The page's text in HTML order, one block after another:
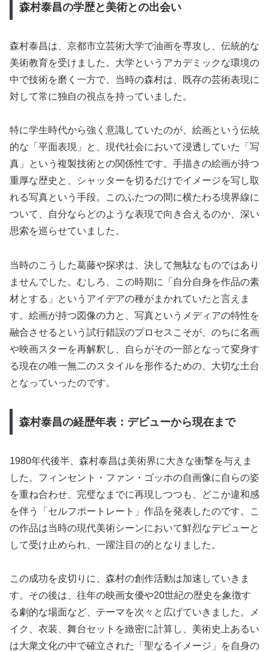
森村泰昌の学歴と美術との出会い
森村泰昌は、京都市立芸術大学で油画を専攻し、伝統的な
美術教育を受けました。大学というアカデミックな環境の
中で技術を磨く一方で、当時の森村は、既存の芸術表現に
対して常に独自の視点を持っていました。
特に学生時代から強く意識していたのが、絵画という伝統
的な「平面表現」と、現代社会において浸透していた「写
真」という複製技術との関係性です。手描きの絵画が持つ
重厚な歴史と、シャッターを切るだけでイメージを写し取
れる写真という手段。このふたつの間に横たわる境界線に
ついて、自分ならどのような表現で向き合えるのか、深い
思索を巡らせていました。
当時のこうした葛藤や探求は、決して無駄なものではあり
ませんでした。むしろ、この時期に「自分自身を作品の素
材とする」というアイデアの種がまかれていたと言えま
す。絵画が持つ図像の力と、写真というメディアの特性を
融合させるという試行錯誤のプロセスこそが、のちに名画
や映画スターを再解釈し、自らがその一部となって変身す
る現在の唯一無二のスタイルを形作るための、大切な土台
となっていったのです。
森村泰昌の経歴年表：デビューから現在まで
1980年代後半、森村泰昌は美術界に大きな衝撃を与えま
した。フィンセント・ファン・ゴッホの自画像に自らの姿
を重ね合わせ、完璧なまでに再現しつつも、どこか違和感
を伴う「セルフポートレート」作品を発表したのです。こ
の作品は当時の現代美術シーンにおいて鮮烈なデビューと
して受け止められ、一躍注目の的となりました。
この成功を皮切りに、森村の創作活動は加速していきま
す。その後は、往年の映画女優や20世紀の歴史を象徴す
る劇的な場面など、テーマを次々と広げていきました。メ
イク、衣装、舞台セットを緻密に計算し、美術史上あるい
は大衆文化の中で確立された「聖なるイメージ」を自身の